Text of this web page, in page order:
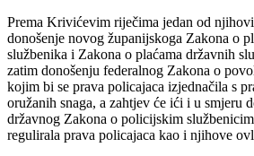
Prema Krivićevim riječima jedan od
donošenje novog županijskoga Zakona o
službenika i Zakona o plaćama državnih
zatim donošenju federalnog Zakona o
kojim bi se prava policajaca izjednačila s
oružanih snaga, a zahtjev će ići i u smjeru
državnog Zakona o policijskim
regulirala prava policajaca kao i njihove